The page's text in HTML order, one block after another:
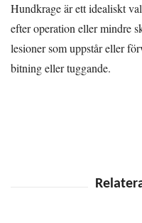
Hundkrage är ett idealiskt
efter operation eller mindre
lesioner som uppstår eller
bitning eller tuggande.